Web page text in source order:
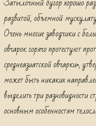
развитой, объемной
Очень многие заводчики с
овчарок горячо протестуют
среднеазиатской овчарки»,
может быть никаких
выделить три разновидности
основным особенностям